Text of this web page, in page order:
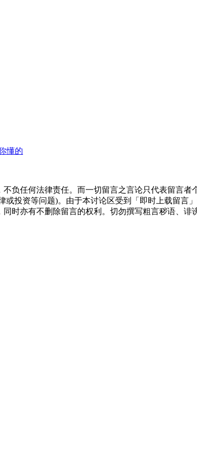
懂的
负任何法律责任。而一切留言之言论只代表留言者
投资等问题)。由于本讨论区受到「即时上载留言
时亦有不删除留言的权利。切勿撰写粗言秽语、诽